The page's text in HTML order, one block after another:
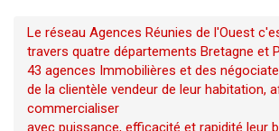
Le réseau Agences Réunies de l'Ouest
travers quatre départements Bretagne et
43 agences Immobilières et des
de la clientèle vendeur de leur habitation,
commercialiser
avec puissance, efficacité et rapidité leur